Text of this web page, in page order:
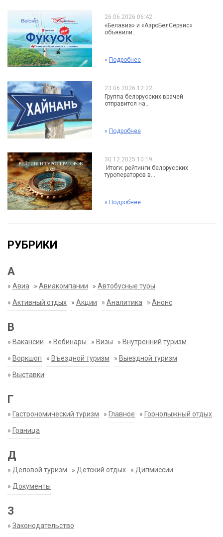
26.06.2026 06:42
«Белавиа» и «АэроБелСервис»
объявили...
» Подробнее
23.06.2026 12:22
Группа белорусских врачей
отправится на...
» Подробнее
30.12.2025 10:19
Итоги: рейтинги белорусских
туроператоров в...
» Подробнее
РУБРИКИ
А
» Авиа » Авиакомпании » Автобусные туры
» Активный отдых » Акции » Аналитика » Анонс
В
» Вакансии » Вебинары » Визы » Внутренний туризм
» Воркшоп » Въездной туризм » Выездной туризм
» Выставки
Г
» Гастрономический туризм » Главное » Горнолыжный отдых
» Граница
Д
» Деловой туризм » Детский отдых » Дипмиссии
» Документы
З
» Законодательство